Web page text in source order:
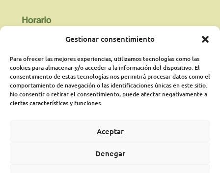
Gestionar consentimiento
Para ofrecer las mejores experiencias, utilizamos tecnologías como las
cookies para almacenar y/o acceder a la información del dispositivo. El
consentimiento de estas tecnologías nos permitirá procesar datos como el
comportamiento de navegación o las identificaciones únicas en este sitio.
No consentir o retirar el consentimiento, puede afectar negativamente a
ciertas características y funciones.
Aceptar
Denegar
Horario
viernes de 9:00 a 21:00 horas
ininterrumpido.
Psicología: Lunes de 18:00 a 21:00
presencialmente y martes online de 16:00a